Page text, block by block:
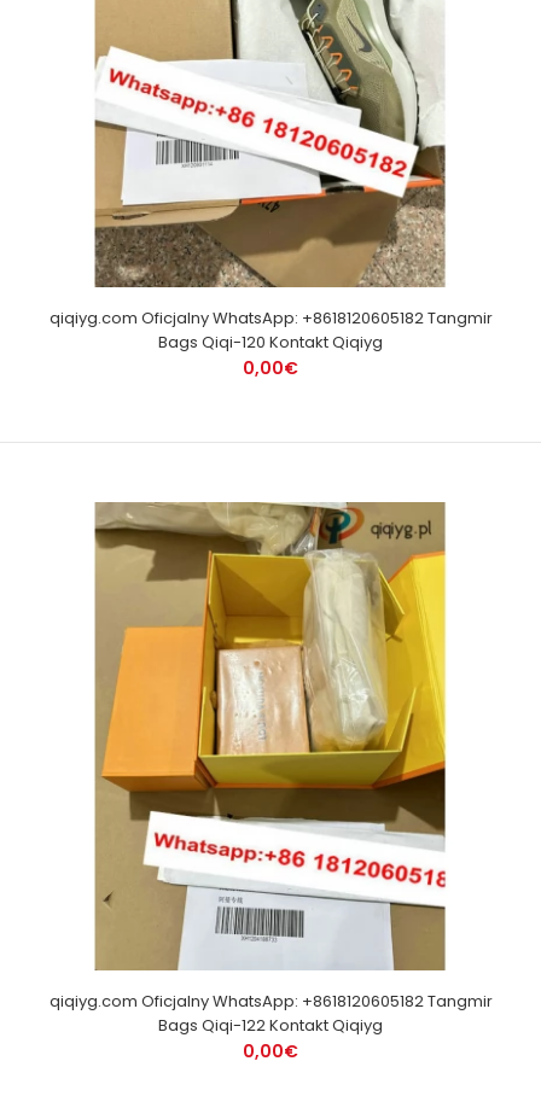
qiqiyg.com Oficjalny WhatsApp: +8618120605182 Tangmir
Bags Qiqi-120 Kontakt Qiqiyg
0,00€
qiqiyg.com Oficjalny WhatsApp: +8618120605182 Tangmir
Bags Qiqi-122 Kontakt Qiqiyg
0,00€